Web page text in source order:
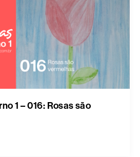
1 – 016: Rosas são